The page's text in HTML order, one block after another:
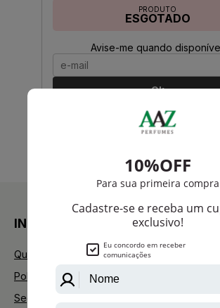
PRODUTO
ESGOTADO
Avise-me quando
Ok
anterior 1 próximo
INSTITUCIONAL
Quem Somos
Política de Privacidade
Segurança